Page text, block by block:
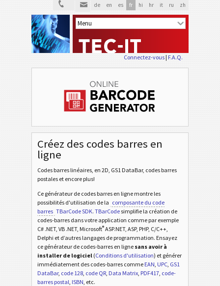
de en es fr hi hr it ru zh
Connectez-vous| F.A.Q.
Créez des codes barres en
ligne
Codes barres linéaires, en 2D, GS1 DataBar, codes barres
postales et encore plus!
Ce générateur de codes barres en ligne montre les
possibilités d'utilisation de la composante du code
barres TBarCode SDK. TBarCodesimplifie la création de
codes-barres dans votre application comme par exemple
C# .NET, VB .NET, Microsoft®ASP.NET, ASP, PHP, C/C++,
Delphi et d’autres langages de programmation. Ensayez
ce générateur de codes-barres en ligne sans avoir à
installer de logiciel (Conditions d'utilisation) et générer
immédiatement des codes-barres comme EAN, UPC, GS1
DataBar, code 128, code QR, Data Matrix, PDF417, code-
barres postal, ISBN, etc.